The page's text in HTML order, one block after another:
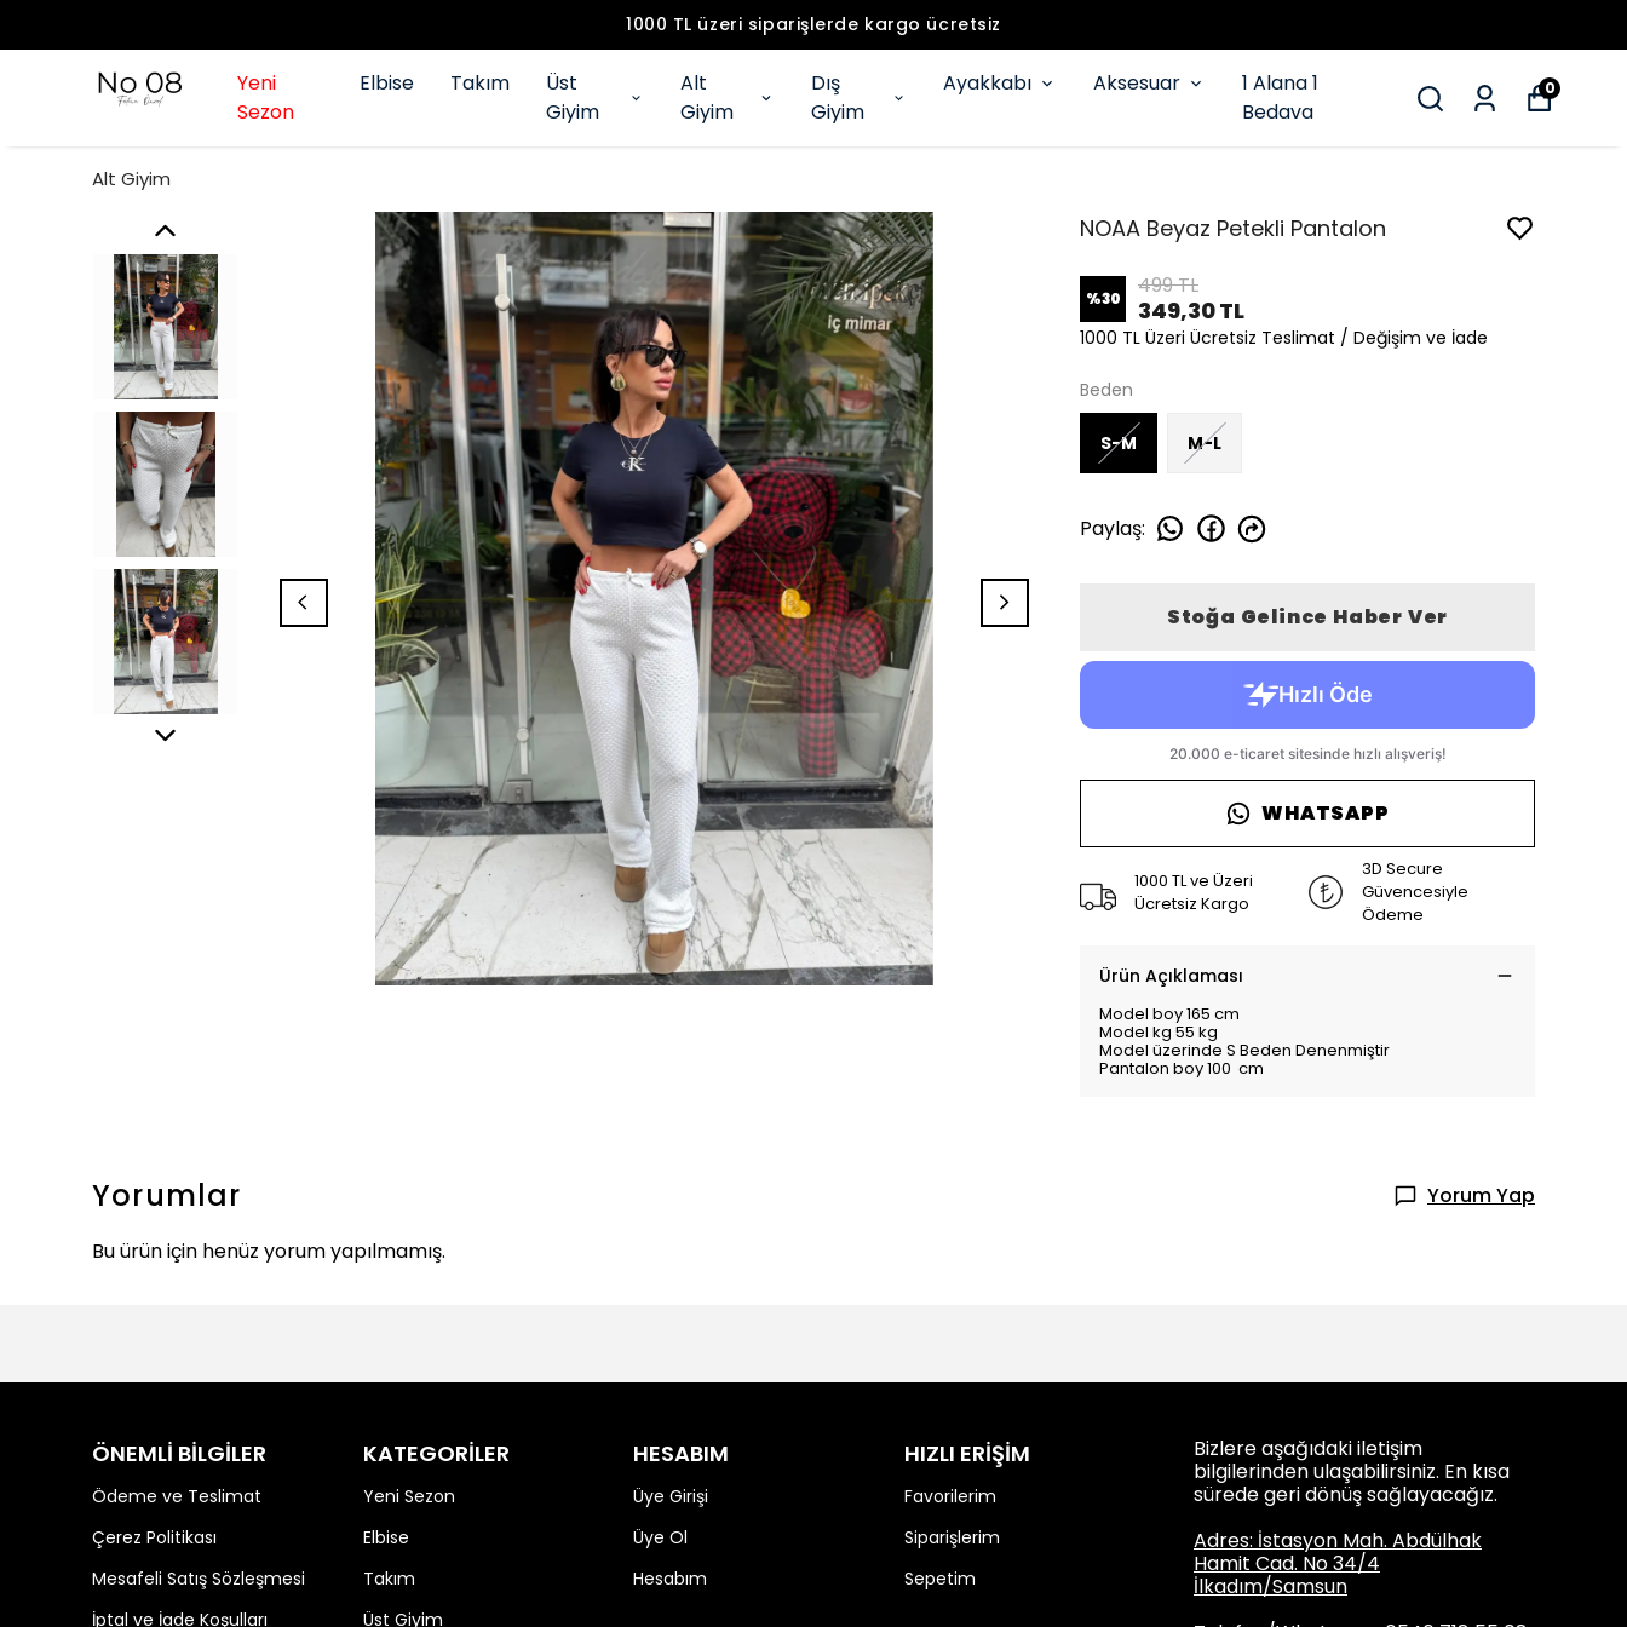
1000 TL üzeri siparişlerde kargo ücretsiz
Yeni
Sezon
Elbise Takım
Üst
Giyim
Alt
Giyim
Dış
Giyim
Ayakkabı Aksesuar
1 Alana 1
Bedava
0
Alt Giyim
NOAA Beyaz Petekli Pantalon
%30 499 TL
349,30 TL
1000 TL Üzeri Ücretsiz Teslimat / Değişim ve İade
Beden
S-M M-L
Paylaş:
Stoğa Gelince Haber Ver
WHATSAPP
1000 TL ve Üzeri
Ücretsiz Kargo
3D Secure
Güvencesiyle
Ödeme
Ürün Açıklaması
Model boy 165 cm
Model kg 55 kg
Model üzerinde S Beden Denenmiştir
Pantalon boy 100 cm
Yorumlar
Yorum Yap
Bu ürün için henüz yorum yapılmamış.
ÖNEMLİ BİLGİLER
Ödeme ve Teslimat
Çerez Politikası
Mesafeli Satış Sözleşmesi
İptal ve İade Koşulları
KATEGORİLER
Yeni Sezon
Elbise
Takım
Üst Giyim
HESABIM
Üye Girişi
Üye Ol
Hesabım
HIZLI ERİŞİM
Favorilerim
Siparişlerim
Sepetim
Bizlere aşağıdaki iletişim
bilgilerinden ulaşabilirsiniz. En kısa
sürede geri dönüş sağlayacağız.
Adres: İstasyon Mah. Abdülhak
Hamit Cad. No 34/4
İlkadım/Samsun